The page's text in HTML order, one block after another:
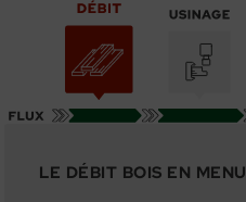
LE DÉBIT BOIS EN